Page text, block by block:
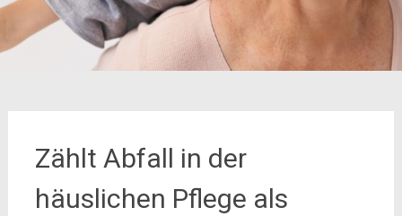
Zählt Abfall in der
häuslichen Pflege als